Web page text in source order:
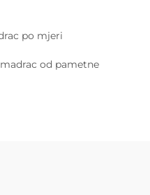
po mjeri
od pametne